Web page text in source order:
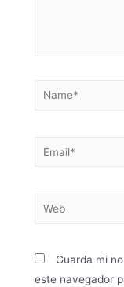
Guarda mi
este navegador